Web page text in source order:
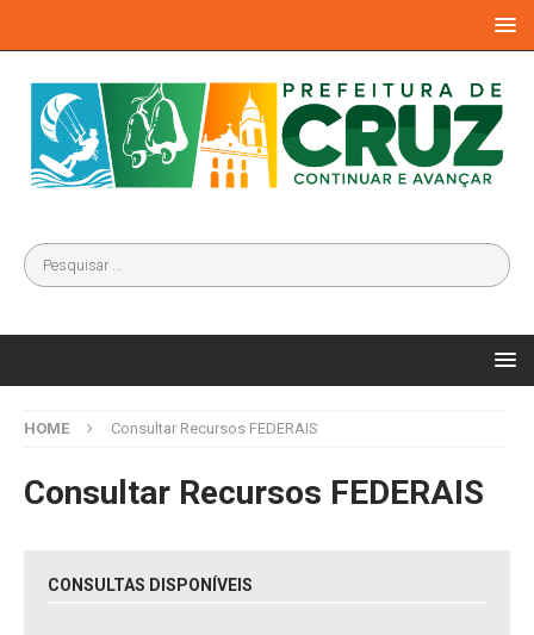
HOME Consultar Recursos FEDERAIS
Consultar Recursos FEDERAIS
CONSULTAS DISPONÍVEIS